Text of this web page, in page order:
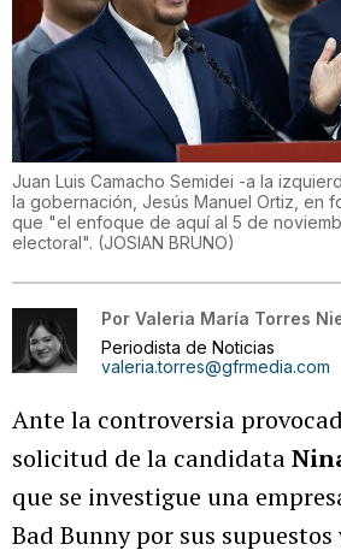
Juan Luis Camacho Semidei -a la
la gobernación, Jesús Manuel Ortiz, en
que "el enfoque de aquí al 5 de
electoral". (JOSIAN BRUNO)
Por Valeria María Torres
Periodista de Noticias
valeria.torres@gfrmedia.com
Ante la controversia
solicitud de la candidata
que se investigue una
Bad Bunny por sus